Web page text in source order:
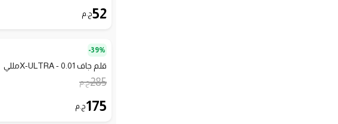
52ج.م
39%-
قلم جاف X-ULTRA - 0.01مللي
285ج.م
175ج.م